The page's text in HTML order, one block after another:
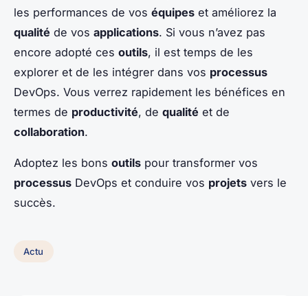
les performances de vos équipes et améliorez la
qualité de vos applications. Si vous n’avez pas
encore adopté ces outils, il est temps de les
explorer et de les intégrer dans vos processus
DevOps. Vous verrez rapidement les bénéfices en
termes de productivité, de qualité et de
collaboration.
Adoptez les bons outils pour transformer vos
processus DevOps et conduire vos projets vers le
succès.
Actu